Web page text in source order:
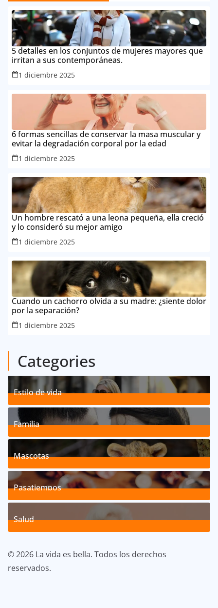
5 detalles en los conjuntos de mujeres mayores que
irritan a sus contemporáneas.
1 diciembre 2025
6 formas sencillas de conservar la masa muscular y
evitar la degradación corporal por la edad
1 diciembre 2025
Un hombre rescató a una leona pequeña, ella creció
y lo consideró su mejor amigo
1 diciembre 2025
Cuando un cachorro olvida a su madre: ¿siente dolor
por la separación?
1 diciembre 2025
Categories
Estilo de vida
192Posts
Familia
527Posts
Mascotas
119Posts
Pasatiempos
39Posts
Salud
© 2026 La vida es bella. Todos los derechos
reservados.